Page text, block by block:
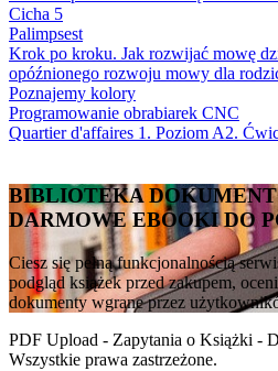
Cicha 5
Palimpsest
Krok po kroku. Jak rozwijać mowę
opóźnionego rozwoju mowy dla
Poznajemy kolory
Programowanie obrabiarek CNC
Quartier d'affaires 1. Poziom A2.
BIBLIOTEKA
DARMOWE EBOOKI DO
Ciesz się pełną funkcjonalnością
podgląd książek przed zakupem,
dokumenty wgrane przez
PDF Upload - Zapytania o Książki -
Wszystkie prawa zastrzeżone.